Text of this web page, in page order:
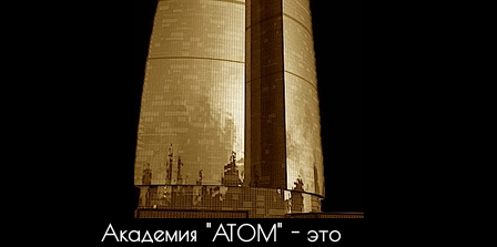
Академия "АТОМ" - это